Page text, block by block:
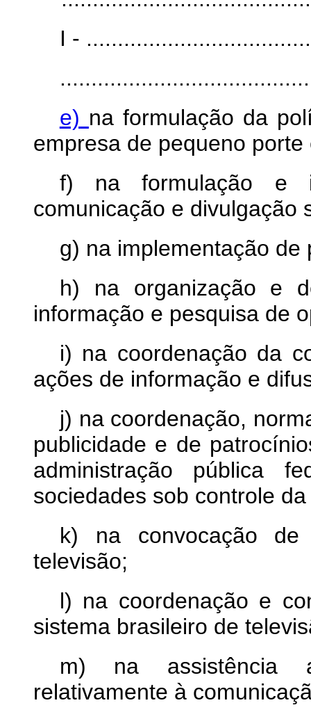
I -
e) na formulação da
empresa de pequeno
f) na formulação e
comunicação e divulgação
g) na implementação
h) na organização e
informação e pesquisa de
i) na coordenação da
ações de informação e
j) na coordenação,
publicidade e de
administração pública
sociedades sob controle
k) na convocação
televisão;
l) na coordenação e
sistema brasileiro de
m) na assistência
relativamente à